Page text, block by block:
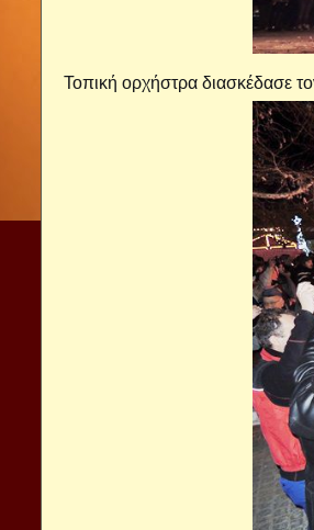
Τοπική ορχήστρα διασκέδασε